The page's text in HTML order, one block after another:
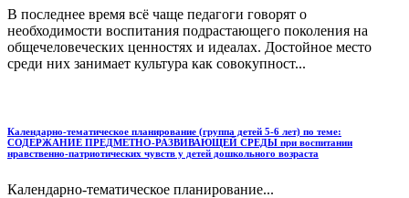
В последнее время всё чаще педагоги говорят о
необходимости воспитания подрастающего поколения на
общечеловеческих ценностях и идеалах. Достойное место
среди них занимает культура как совокупност...
Календарно-тематическое планирование (группа детей 5-6 лет) по теме:
СОДЕРЖАНИЕ ПРЕДМЕТНО-РАЗВИВАЮЩЕЙ СРЕДЫ при воспитании
нравственно-патриотических чувств у детей дошкольного возраста
Календарно-тематическое планирование...